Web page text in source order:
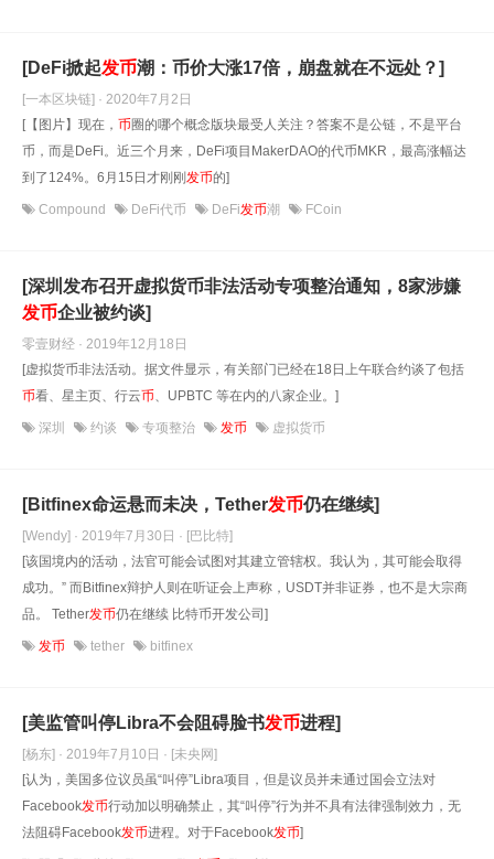
[DeFi掀起发币潮：币价大涨17倍，崩盘就在不远处？]
[一本区块链] · 2020年7月2日
[【图片】现在， 币圈的哪个概念版块最受人关注？答案不是公链，不是平台
币，而是DeFi。近三个月来，DeFi项目MakerDAO的代币MKR，最高涨幅达
到了124%。6月15日才刚刚发币的]
Compound DeFi代币 DeFi发币潮 FCoin
[深圳发布召开虚拟货币非法活动专项整治通知，8家涉嫌
发币企业被约谈]
零壹财经 · 2019年12月18日
[虚拟货币非法活动。据文件显示，有关部门已经在18日上午联合约谈了包括
币看、星主页、行云币、UPBTC 等在内的八家企业。]
深圳 约谈 专项整治 发币 虚拟货币
[Bitfinex命运悬而未决，Tether发币仍在继续]
[Wendy] · 2019年7月30日 · [巴比特]
[该国境内的活动，法官可能会试图对其建立管辖权。我认为，其可能会取得
成功。” 而Bitfinex辩护人则在听证会上声称，USDT并非证券，也不是大宗商
品。 Tether发币仍在继续 比特币开发公司]
发币 tether bitfinex
[美监管叫停Libra不会阻碍脸书发币进程]
[杨东] · 2019年7月10日 · [未央网]
[认为，美国多位议员虽“叫停”Libra项目，但是议员并未通过国会立法对
Facebook发币行动加以明确禁止，其“叫停”行为并不具有法律强制效力，无
法阻碍Facebook发币进程。对于Facebook发币]